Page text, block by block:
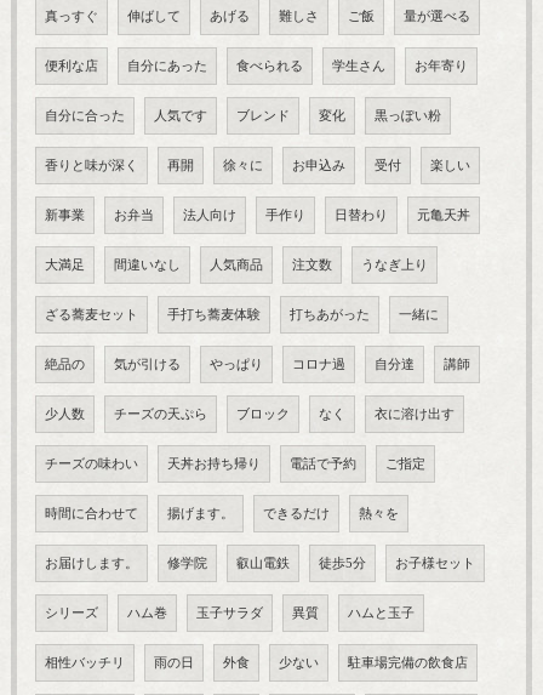
真っすぐ 伸ばして あげる 難しさ ご飯 量が選べる
便利な店 自分にあった 食べられる 学生さん お年寄り
自分に合った 人気です ブレンド 変化 黒っぽい粉
香りと味が深く 再開 徐々に お申込み 受付 楽しい
新事業 お弁当 法人向け 手作り 日替わり 元亀天丼
大満足 間違いなし 人気商品 注文数 うなぎ上り
ざる蕎麦セット 手打ち蕎麦体験 打ちあがった 一緒に
絶品の 気が引ける やっぱり コロナ過 自分達 講師
少人数 チーズの天ぷら ブロック なく 衣に溶け出す
チーズの味わい 天丼お持ち帰り 電話で予約 ご指定
時間に合わせて 揚げます。 できるだけ 熱々を
お届けします。 修学院 叡山電鉄 徒歩5分 お子様セット
シリーズ ハム巻 玉子サラダ 異質 ハムと玉子
相性バッチリ 雨の日 外食 少ない 駐車場完備の飲食店